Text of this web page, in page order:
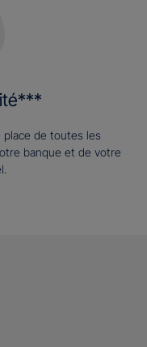
place de toutes les
banque et de votre